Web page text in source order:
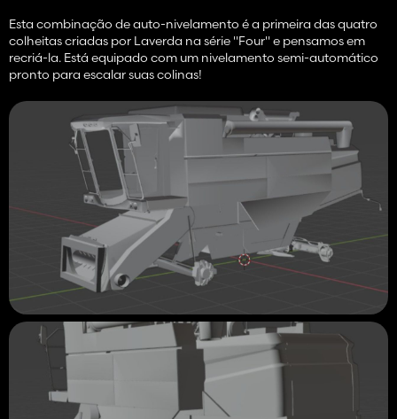
Esta combinação de auto-nivelamento é a primeira das quatro
colheitas criadas por Laverda na série "Four" e pensamos em
recriá-la. Está equipado com um nivelamento semi-automático
pronto para escalar suas colinas!